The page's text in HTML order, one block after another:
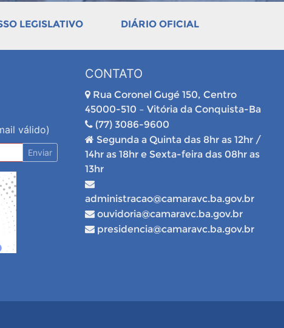
LEGISLATIVO DIÁRIO OFICIAL
válido)
Enviar
CONTATO
Rua Coronel Gugé 150, Centro
45000-510 – Vitória da Conquista-Ba
(77) 3086-9600
Segunda a Quinta das 8hr as 12hr /
14hr as 18hr e Sexta-feira das 08hr as
13hr
administracao@camaravc.ba.gov.br
ouvidoria@camaravc.ba.gov.br
presidencia@camaravc.ba.gov.br